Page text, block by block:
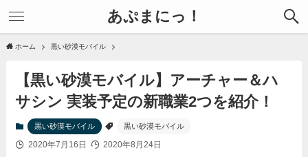
あぷまにっ！
ホーム 黒い砂漠モバイル
【黒い砂漠モバイル】アーチャー＆ハ
サシン 実装予定の新職業2つを紹介！
黒い砂漠モバイル 黒い砂漠モバイル
2020年7月16日 2020年8月24日